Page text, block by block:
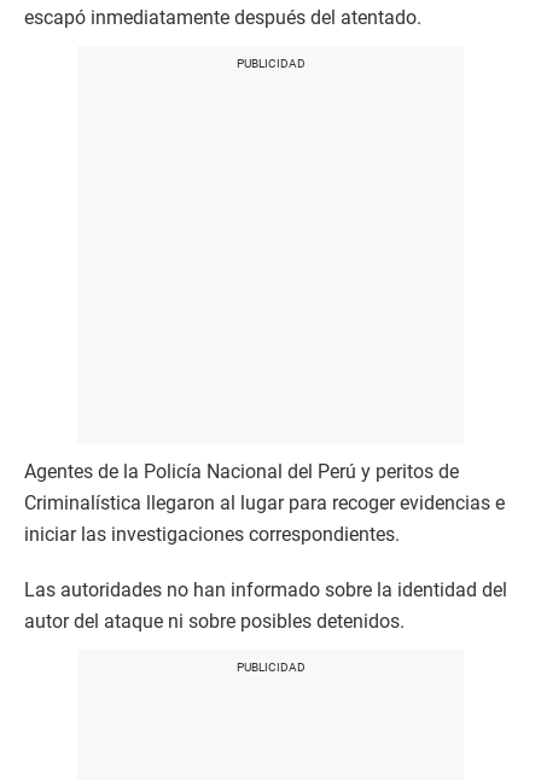
escapó inmediatamente después del atentado.
Agentes de la Policía Nacional del Perú y peritos de
Criminalística llegaron al lugar para recoger evidencias e
iniciar las investigaciones correspondientes.
Las autoridades no han informado sobre la identidad del
autor del ataque ni sobre posibles detenidos.